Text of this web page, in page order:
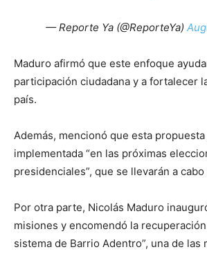
— Reporte Ya (@ReporteYa)
Maduro afirmó que este enfoque
participación ciudadana y a fortalecer
país.
Además, mencionó que esta
implementada “en las próximas
presidenciales”, que se llevarán a
Por otra parte, Nicolás Maduro
misiones y encomendó la
sistema de Barrio Adentro”, una de las